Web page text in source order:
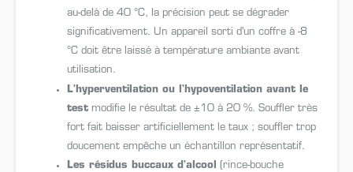
au-delà de 40 °C, la précision peut se dégrader
significativement. Un appareil sorti d'un coffre à -8
°C doit être laissé à température ambiante avant
utilisation.
L'hyperventilation ou l'hypoventilation avant le
test modifie le résultat de ±10 à 20 %. Souffler très
fort fait baisser artificiellement le taux ; souffler trop
doucement empêche un échantillon représentatif.
Les résidus buccaux d'alcool
(rince-bouche